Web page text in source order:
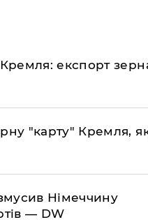
експорт
"карту" Кремля,
Німеччину
— DW